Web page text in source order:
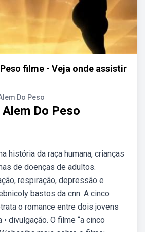
filme - Veja onde assistir
Do Peso
Do Peso
história da raça humana, crianças
de doenças de adultos.
respiração, depressão e
bastos da cnn. A cinco
o romance entre dois jovens
divulgação. O filme “a cinco